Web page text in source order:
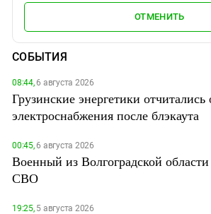
ОТМЕНИТЬ
СОБЫТИЯ
08:44,6 августа 2026
Грузинские энергетики
электроснабжения после блэкаута
00:45,6 августа 2026
Военный из Волгоградской
СВО
19:25,5 августа 2026